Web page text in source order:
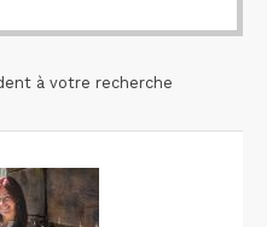
à votre recherche